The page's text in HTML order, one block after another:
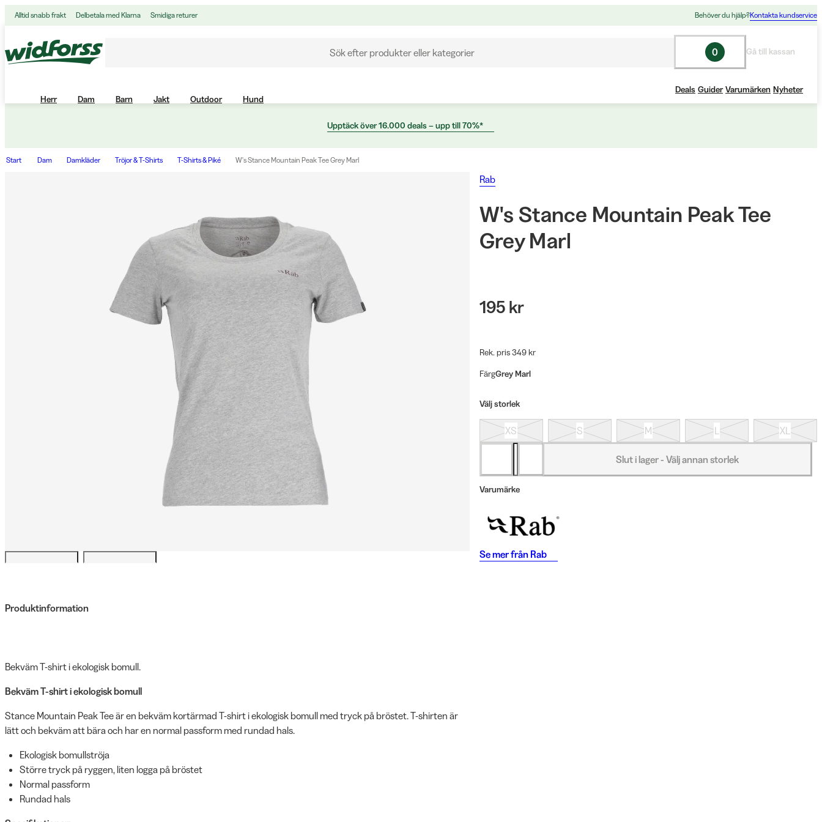
Alltid snabb frakt Delbetala med Klarna Smidiga returer Behöver du hjälp?Kontakta kundservice
Sök efter produkter eller kategorier 0 Gå till kassan
Herr Dam Barn Jakt Outdoor Hund
Deals Guider Varumärken Nyheter
Upptäck över 16.000 deals – upp till 70%*
Start Dam Damkläder Tröjor & T-Shirts T-Shirts & Piké W's Stance Mountain Peak Tee Grey Marl
Produktinformation
Bekväm T-shirt i ekologisk bomull.
Bekväm T-shirt i ekologisk bomull
Stance Mountain Peak Tee är en bekväm kortärmad T-shirt i ekologisk bomull med tryck på bröstet. T-shirten är
lätt och bekväm att bära och har en normal passform med rundad hals.
Ekologisk bomullströja
Större tryck på ryggen, liten logga på bröstet
Normal passform
Rundad hals
Rab
W's Stance Mountain Peak Tee
Grey Marl
195 kr
Rek. pris 349 kr
FärgGrey Marl
Välj storlek
XS S M L XL
Slut i lager - Välj annan storlek
Varumärke
Se mer från Rab